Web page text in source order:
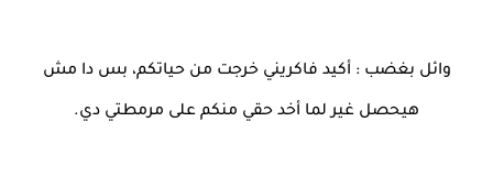
وائل بغضب : أكيد فاكريني خرجت من حياتكم، بس دا مش
هيحصل غير لما أخد حقي منكم على مرمطتي دي.